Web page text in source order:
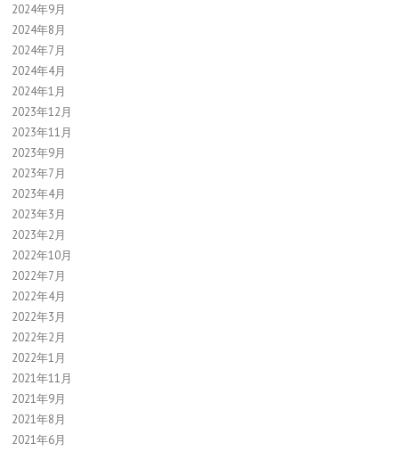
2024年9月
2024年8月
2024年7月
2024年4月
2024年1月
2023年12月
2023年11月
2023年9月
2023年7月
2023年4月
2023年3月
2023年2月
2022年10月
2022年7月
2022年4月
2022年3月
2022年2月
2022年1月
2021年11月
2021年9月
2021年8月
2021年6月